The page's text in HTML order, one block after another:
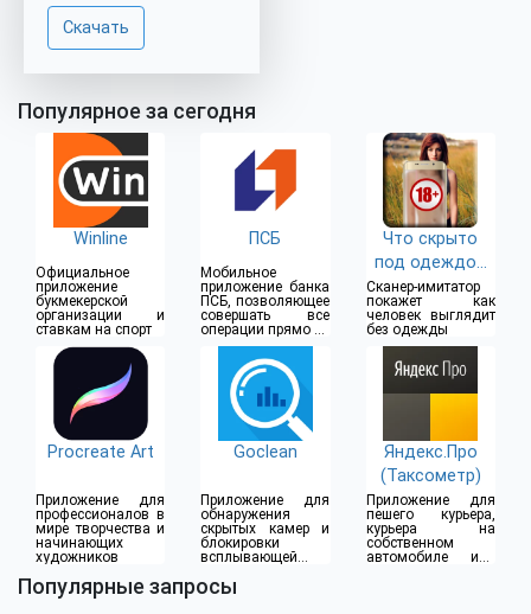
Скачать
Популярное за сегодня
Winline
Официальное
приложение
букмекерской
организации и
ставкам на спорт
ПСБ
Мобильное
приложение банка
ПСБ, позволяющее
совершать все
операции прямо из
дома
Что скрыто
под одеждой
(18+)
Сканер-имитатор
покажет как
человек выглядит
без одежды
Procreate Art
Приложение для
профессионалов в
мире творчества и
начинающих
художников
Goclean
Приложение для
обнаружения
скрытых камер и
блокировки
всплывающей
Яндекс.Про
(Таксометр)
Приложение для
пешего курьера,
курьера на
собственном
автомобиле или
Популярные запросы